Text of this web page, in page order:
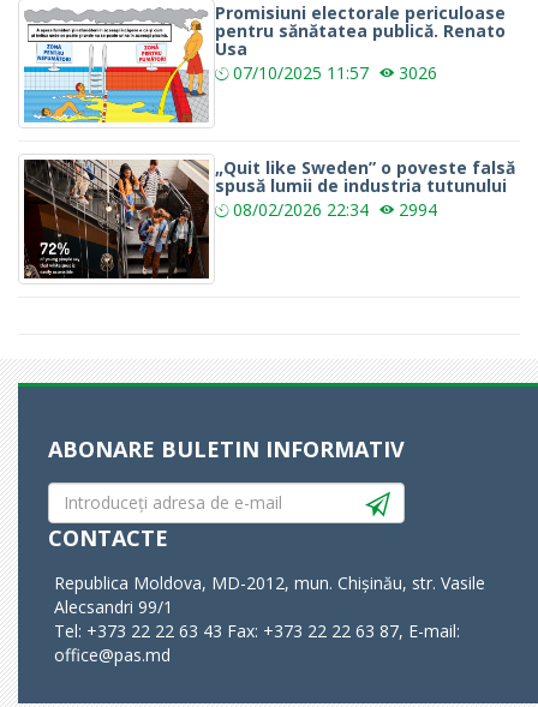
Promisiuni electorale periculoase
pentru sănătatea publică. Renato
Usa
07/10/2025 11:57 3026
„Quit like Sweden” o poveste falsă
spusă lumii de industria tutunului
08/02/2026 22:34 2994
ABONARE BULETIN INFORMATIV
CONTACTE
Republica Moldova, MD-2012, mun. Chișinău, str. Vasile
Alecsandri 99/1
Tel: +373 22 22 63 43 Fax: +373 22 22 63 87, E-mail:
office@pas.md